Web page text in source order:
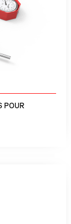
POUR